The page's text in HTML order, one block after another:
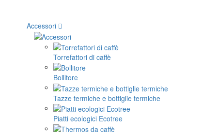
Accessori
Torrefattori di caffè
Bollitore
Tazze termiche e bottiglie termiche
Piatti ecologici Ecotree